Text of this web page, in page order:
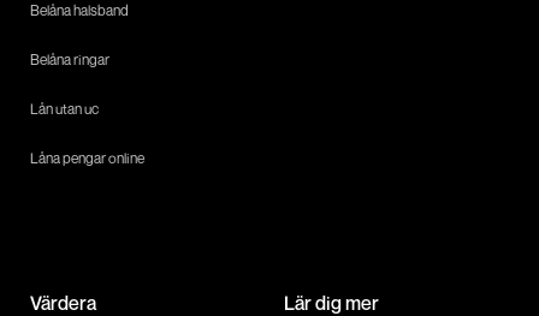
Belåna halsband
Belåna ringar
Lån utan uc
Låna pengar online
Värdera Lär dig mer